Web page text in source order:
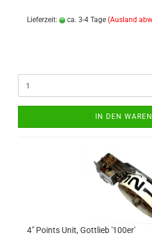
Lieferzeit: ca. 3-4 Tage (Ausland
IN DEN
4" Points Unit, Gottlieb '100er'